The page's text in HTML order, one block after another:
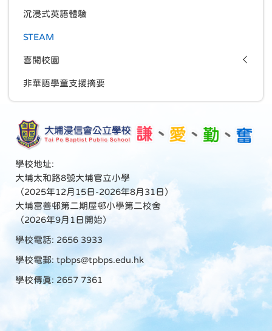
沉浸式英語體驗
STEAM
喜閱校園
非華語學童支援摘要
學校地址:
大埔太和路8號大埔官立小學
（2025年12月15日-2026年8月31日）
大埔富善邨第二期屋邨小學第二校舍
（2026年9月1日開始）
學校電話: 2656 3933
學校電郵: tpbps@tpbps.edu.hk
學校傳真: 2657 7361